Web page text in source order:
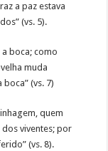
a paz estava
(vs. 5).
boca; como
muda
(vs. 7)
quem
viventes; por
(vs. 8).